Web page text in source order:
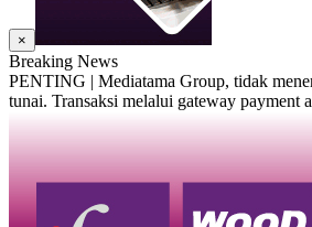
×
Breaking News
PENTING | Mediatama Group, tidak
tunai. Transaksi melalui gateway payment